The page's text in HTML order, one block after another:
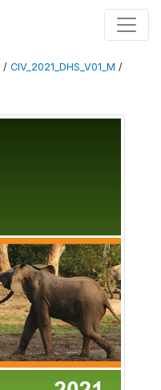
/ CIV_2021_DHS_V01_M /